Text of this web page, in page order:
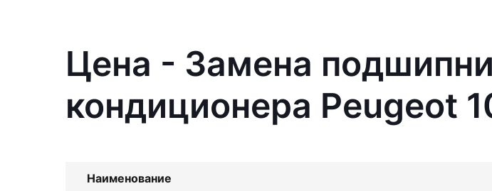
Цена - Замена
кондиционера Peugeot
Наименование